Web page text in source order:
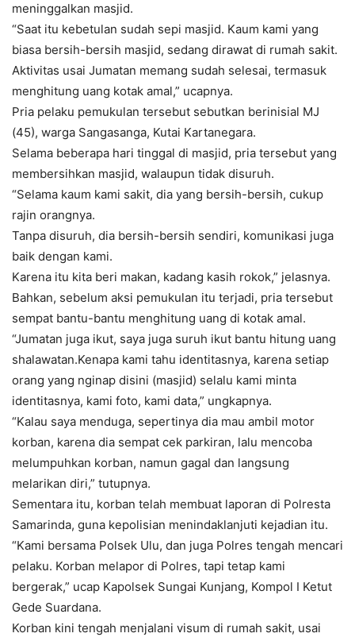
meninggalkan masjid.
“Saat itu kebetulan sudah sepi masjid. Kaum kami yang
biasa bersih-bersih masjid, sedang dirawat di rumah sakit.
Aktivitas usai Jumatan memang sudah selesai, termasuk
menghitung uang kotak amal,” ucapnya.
Pria pelaku pemukulan tersebut sebutkan berinisial MJ
(45), warga Sangasanga, Kutai Kartanegara.
Selama beberapa hari tinggal di masjid, pria tersebut yang
membersihkan masjid, walaupun tidak disuruh.
“Selama kaum kami sakit, dia yang bersih-bersih, cukup
rajin orangnya.
Tanpa disuruh, dia bersih-bersih sendiri, komunikasi juga
baik dengan kami.
Karena itu kita beri makan, kadang kasih rokok,” jelasnya.
Bahkan, sebelum aksi pemukulan itu terjadi, pria tersebut
sempat bantu-bantu menghitung uang di kotak amal.
“Jumatan juga ikut, saya juga suruh ikut bantu hitung uang
shalawatan.Kenapa kami tahu identitasnya, karena setiap
orang yang nginap disini (masjid) selalu kami minta
identitasnya, kami foto, kami data,” ungkapnya.
“Kalau saya menduga, sepertinya dia mau ambil motor
korban, karena dia sempat cek parkiran, lalu mencoba
melumpuhkan korban, namun gagal dan langsung
melarikan diri,” tutupnya.
Sementara itu, korban telah membuat laporan di Polresta
Samarinda, guna kepolisian menindaklanjuti kejadian itu.
“Kami bersama Polsek Ulu, dan juga Polres tengah mencari
pelaku. Korban melapor di Polres, tapi tetap kami
bergerak,” ucap Kapolsek Sungai Kunjang, Kompol I Ketut
Gede Suardana.
Korban kini tengah menjalani visum di rumah sakit, usai